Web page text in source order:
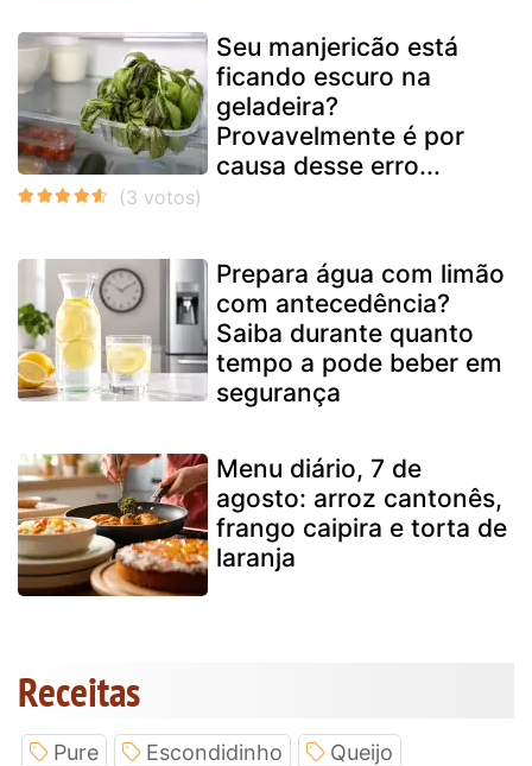
Seu manjericão está
ficando escuro na
geladeira?
Provavelmente é por
causa desse erro...
Prepara água com limão
com antecedência?
Saiba durante quanto
tempo a pode beber em
segurança
Menu diário, 7 de
agosto: arroz cantonês,
frango caipira e torta de
laranja
Receitas
Pure Escondidinho
Queijo